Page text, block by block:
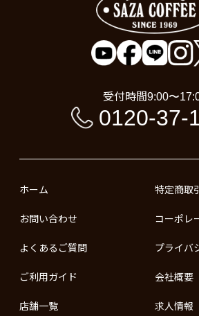
受付時間9:00〜
0120-37-
ホーム
お問い合わせ
よくあるご質問
ご利用ガイド
店舗一覧
特定商取
コーポレ
プライバ
会社概要
求人情報